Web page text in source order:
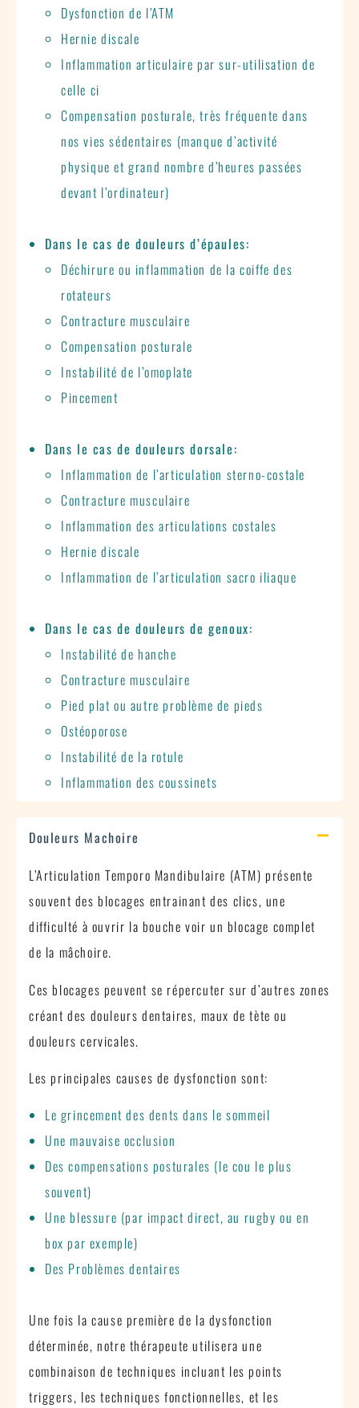
Dysfonction de l’ATM
Hernie discale
Inflammation articulaire par sur-utilisation de
celle ci
Compensation posturale, très fréquente dans
nos vies sédentaires (manque d’activité
physique et grand nombre d’heures passées
devant l’ordinateur)
Dans le cas de douleurs d’épaules:
Déchirure ou inflammation de la coiffe des
rotateurs
Contracture musculaire
Compensation posturale
Instabilité de l’omoplate
Pincement
Dans le cas de douleurs dorsale:
Inflammation de l’articulation sterno-costale
Contracture musculaire
Inflammation des articulations costales
Hernie discale
Inflammation de l’articulation sacro iliaque
Dans le cas de douleurs de genoux:
Instabilité de hanche
Contracture musculaire
Pied plat ou autre problème de pieds
Ostéoporose
Instabilité de la rotule
Inflammation des coussinets
Douleurs Machoire
L’Articulation Temporo Mandibulaire (ATM) présente
souvent des blocages entrainant des clics, une
difficulté à ouvrir la bouche voir un blocage complet
de la mâchoire.
Ces blocages peuvent se répercuter sur d’autres zones
créant des douleurs dentaires, maux de tète ou
douleurs cervicales.
Les principales causes de dysfonction sont:
Le grincement des dents dans le sommeil
Une mauvaise occlusion
Des compensations posturales (le cou le plus
souvent)
Une blessure (par impact direct, au rugby ou en
box par exemple)
Des Problèmes dentaires
Une fois la cause première de la dysfonction
déterminée, notre thérapeute utilisera une
combinaison de techniques incluant les points
triggers, les techniques fonctionnelles, et les